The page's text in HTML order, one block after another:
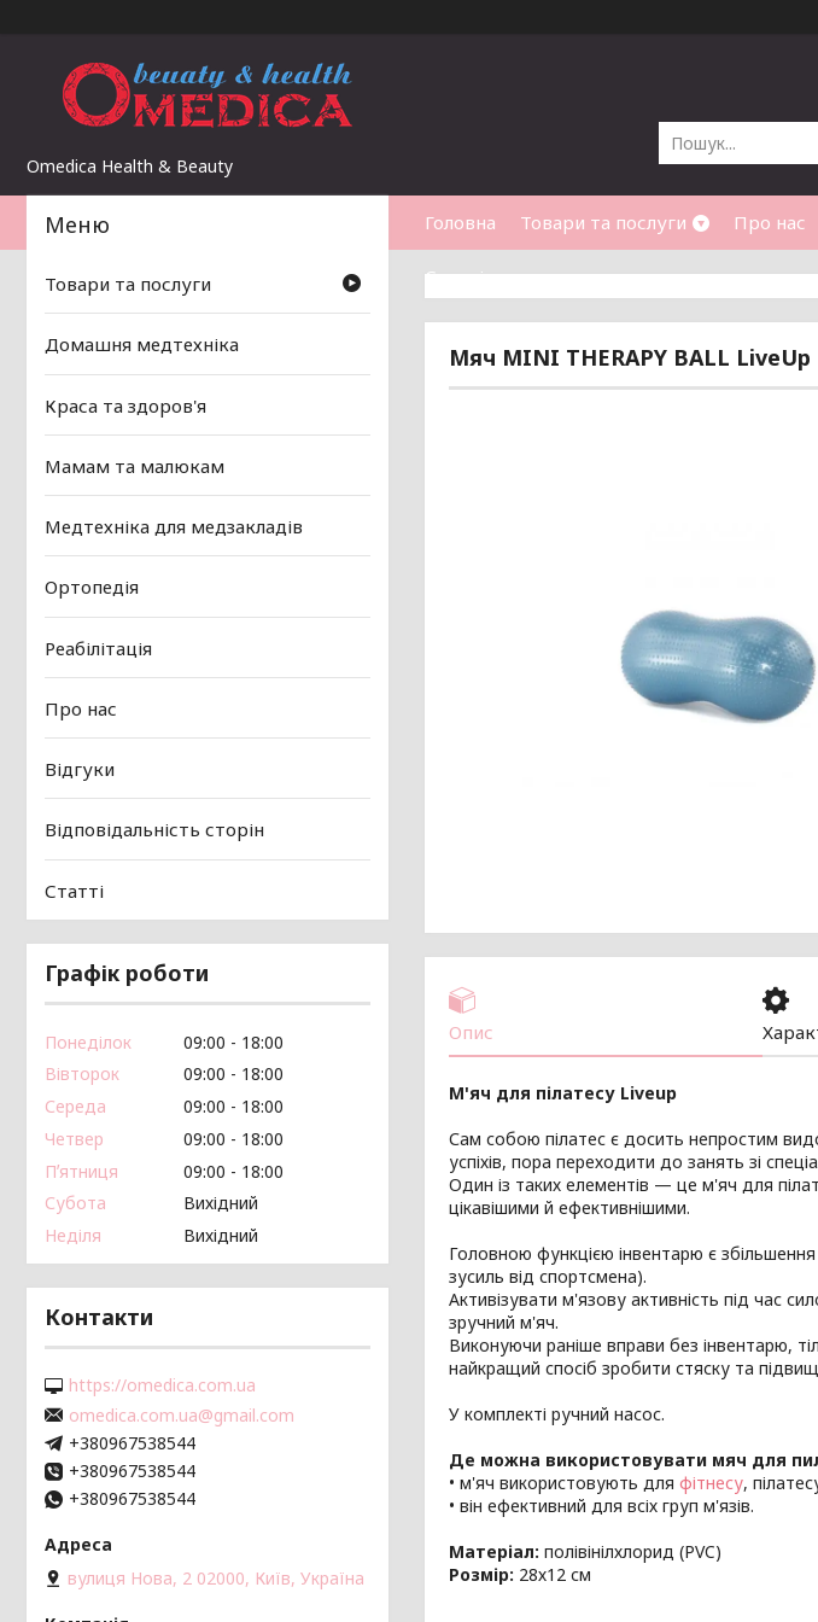
Omedica Health & Beauty
Головна Товари та послуги Про нас
Статті
Мяч MINI THERAPY BALL LiveUp
Опис
М'яч для пілатесу Liveup
Сам собою пілатес є досить непростим
успіхів, пора переходити до занять зі
Один із таких елементів — це м'яч для
цікавішими й ефективнішими.
Головною функцією інвентарю є
зусиль від спортсмена).
Активізувати м'язову активність під час
зручний м'яч.
Виконуючи раніше вправи без інвентарю,
найкращий спосіб зробити стяску та
У комплекті ручний насос.
Де можна використовувати мяч для
• м'яч використовують для фітнесу,
• він ефективний для всіх груп м'язів.
Матеріал: полівінілхлорид (PVC)
Розмір: 28х12 см
Товари та послуги
Домашня медтехніка
Краса та здоров'я
Мамам та малюкам
Медтехніка для медзакладів
Ортопедія
Реабілітація
Про нас
Відгуки
Відповідальність сторін
Статті
Графік роботи
Понеділок 09:00
18:00
Вівторок
09:00
18:00
Середа
09:00
18:00
Четвер
09:00
18:00
Пʼятниця
09:00
18:00
Субота
Вихідний
Неділя
Вихідний
Контакти
https://omedica.com.ua
omedica.com.ua@gmail.com
+380967538544
+380967538544
+380967538544
вулиця Нова, 2 02000, Київ, Україна